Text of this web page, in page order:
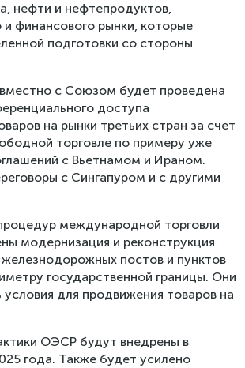
нефти и нефтепродуктов,
и финансового рынки, которые
подготовки со стороны
с Союзом будет проведена
доступа
на рынки третьих стран за счет
торговле по примеру уже
с Вьетнамом и Ираном.
с Сингапуром и с другими
международной торговли
модернизация и реконструкция
постов и пунктов
государственной границы. Они
для продвижения товаров на
ОЭСР будут внедрены в
года. Также будет усилено